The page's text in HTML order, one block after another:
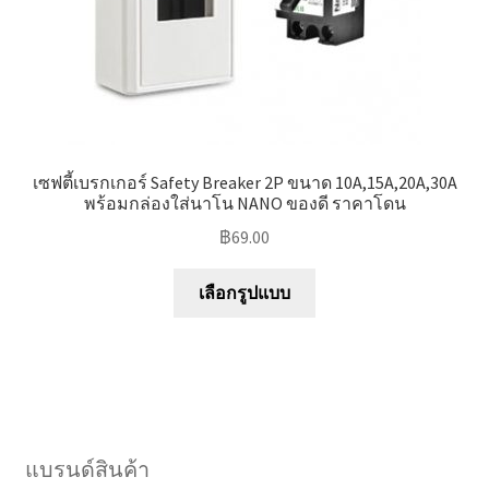
เซฟตี้เบรกเกอร์ Safety Breaker 2P ขนาด 10A,15A,20A,30A
พร้อมกล่องใส่นาโน NANO ของดี ราคาโดน
฿69.00
เลือกรูปแบบ
แบรนด์สินค้า